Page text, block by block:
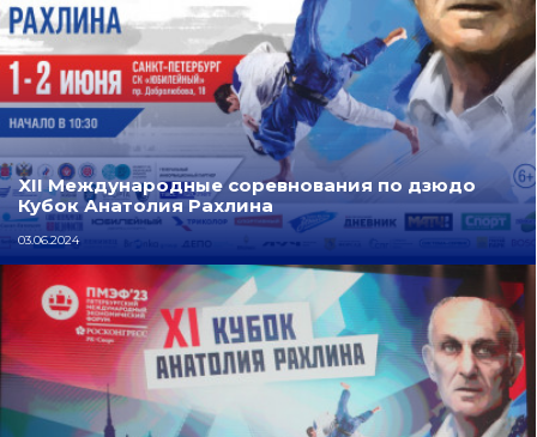
XII Международные соревнования по дзюдо
Кубок Анатолия Рахлина
03.06.2024